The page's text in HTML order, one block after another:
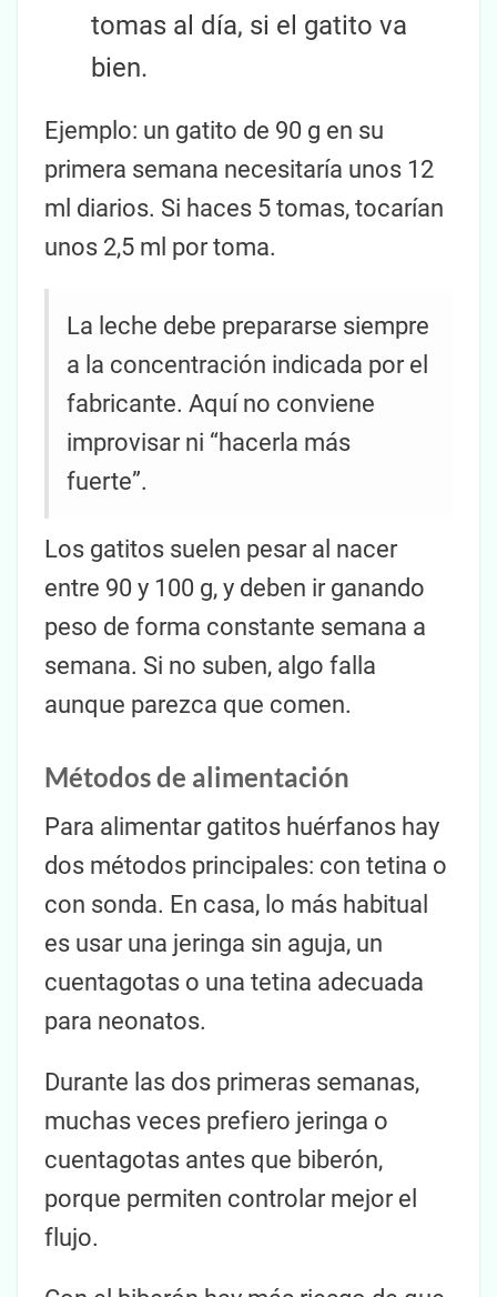
tomas al día, si el gatito va
bien.
Ejemplo: un gatito de 90 g en su
primera semana necesitaría unos 12
ml diarios. Si haces 5 tomas, tocarían
unos 2,5 ml por toma.
La leche debe prepararse siempre
a la concentración indicada por el
fabricante. Aquí no conviene
improvisar ni “hacerla más
fuerte”.
Los gatitos suelen pesar al nacer
entre 90 y 100 g, y deben ir ganando
peso de forma constante semana a
semana. Si no suben, algo falla
aunque parezca que comen.
Métodos de alimentación
Para alimentar gatitos huérfanos hay
dos métodos principales: con tetina o
con sonda. En casa, lo más habitual
es usar una jeringa sin aguja, un
cuentagotas o una tetina adecuada
para neonatos.
Durante las dos primeras semanas,
muchas veces prefiero jeringa o
cuentagotas antes que biberón,
porque permiten controlar mejor el
flujo.